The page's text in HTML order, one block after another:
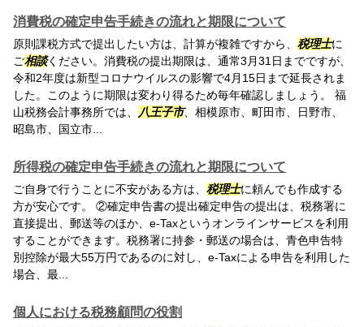
消費税の確定申告手続きの流れと期限について
原則課税方式で提出したい方は、計算が複雑ですから、 税理士に
ご相談ください。消費税の提出期限は、通常3月31日までですが、
令和2年度は新型コロナウイルスの影響で4月15日まで延長されま
した。このように期限は変わり得るため毎年確認しましょう。 福
山税務会計事務所では、
八王子市、相模原市、町田市、日野市、
昭島市、国立市...
所得税の確定申告手続きの流れと期限について
ご自身で行うことに不安がある方は、 税理士に頼んでも作成する
方が安心です。 ②確定申告書の提出確定申告の提出は、税務署に
直接提出、郵送等のほか、e-Taxというオンラインサービスを利用
することができます。税務署に持参・郵送の場合は、青色申告特
別控除が最大55万円であるのに対し、e-Taxによる申告を利用した
場合、最...
個人における税務顧問の役割